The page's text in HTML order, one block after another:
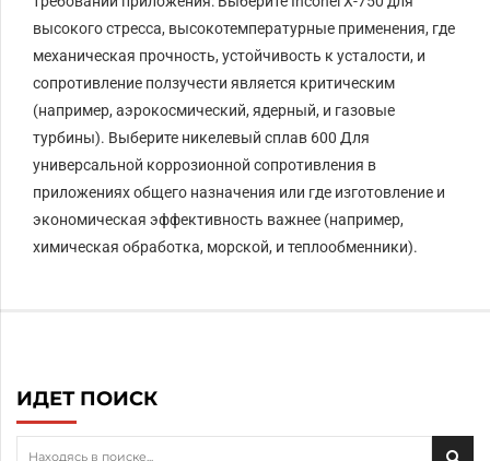
высокого стресса, высокотемпературные применения, где
механическая прочность, устойчивость к усталости, и
сопротивление ползучести является критическим
(например, аэрокосмический, ядерный, и газовые
турбины). Выберите никелевый сплав 600 Для
универсальной коррозионной сопротивления в
приложениях общего назначения или где изготовление и
экономическая эффективность важнее (например,
химическая обработка, морской, и теплообменники).
ИДЕТ ПОИСК